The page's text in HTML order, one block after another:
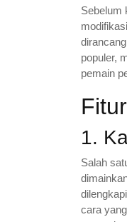
Sebelum
populer,
pemain
1.
Salah
cara